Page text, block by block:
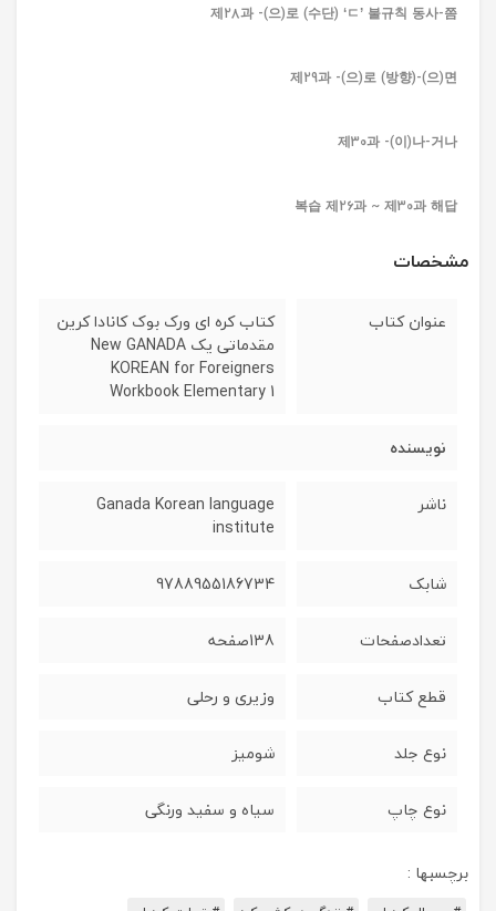
제28과 -(으)로 (수단) ‘ㄷ’ 불규칙 동사-쯤
제29과 -(으)로 (방향)-(으)면
제30과 -(이)나-거나
복습 제26과 ~ 제30과 해답
مشخصات
عنوان کتاب
کتاب کره ای ورک بوک کانادا کرین
مقدماتی یک New GANADA
KOREAN for Foreigners
Workbook Elementary 1
نویسنده
ناشر
Ganada Korean language
institute
شابک 9788955186734
تعدادصفحات 138صفحه
قطع کتاب وزیری و رحلی
نوع جلد شومیز
نوع چاپ سیاه و سفید ورنگی
برچسبها :